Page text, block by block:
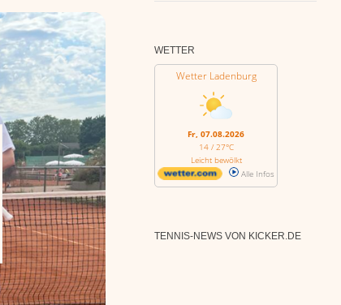
WETTER
Wetter Ladenburg
Fr, 07.08.2026
14 / 27°C
Leicht bewölkt
Alle Infos
TENNIS-NEWS VON KICKER.DE